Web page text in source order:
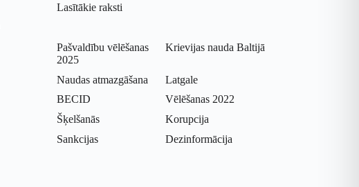
Lasītākie raksti
Pašvaldību vēlēšanas
2025
Krievijas nauda Baltijā
Naudas atmazgāšana
Latgale
BECID
Vēlēšanas 2022
Šķelšanās
Korupcija
Sankcijas
Dezinformācija